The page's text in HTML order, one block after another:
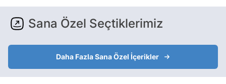
Sana Özel Seçtiklerimiz
Daha Fazla Sana Özel İçerikler